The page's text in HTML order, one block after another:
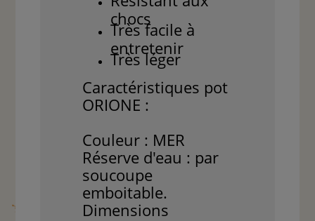
chocs
Très facile à
entretenir
Très léger
Caractéristiques pot
ORIONE :
Couleur : MER
Réserve d'eau : par
soucoupe
emboitable.
Dimensions